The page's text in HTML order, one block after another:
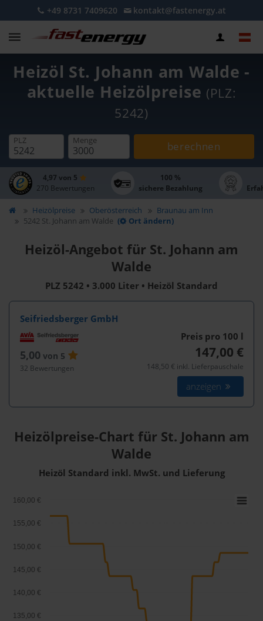
+49 8731 7409620 kontakt@fastenergy.at
Heizöl St. Johann am Walde -
aktuelle Heizölpreise (PLZ:
5242)
PLZ Menge berechnen
4,97 von 5
270 Bewertungen
100 %
sichere Bezahlung
Heizölpreise Oberösterreich
Braunau am Inn
5242 St. Johann am Walde ( Ort ändern)
Heizöl-Angebot für St. Johann am
Walde
PLZ 5242 • 3.000 Liter • Heizöl Standard
Seifriedsberger GmbH
5,00 von 5
32 Bewertungen
Preis pro 100 l
147,00 €
148,50 € inkl. Lieferpauschale
anzeigen
Heizölpreise-Chart für St. Johann am
Walde
Heizöl Standard inkl. MwSt. und Lieferung
135,00 €
140,00 €
145,00 €
150,00 €
155,00 €
160,00 €